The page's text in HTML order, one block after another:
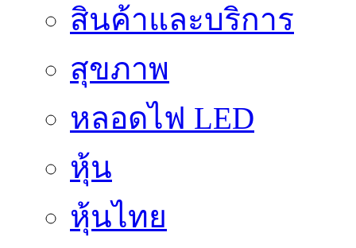
สินค้าและบริการ
สุขภาพ
หลอดไฟ LED
หุ้น
หุ้นไทย